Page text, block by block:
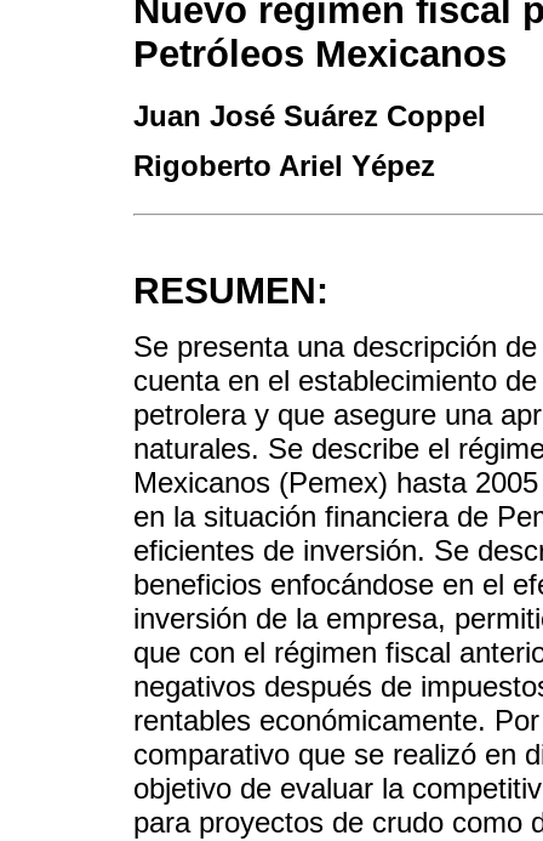
Nuevo régimen fiscal
Petróleos Mexicanos
Juan José Suárez Coppel
Rigoberto Ariel Yépez
RESUMEN:
Se presenta una descripción
cuenta en el establecimiento
petrolera y que asegure una
naturales. Se describe el
Mexicanos (Pemex) hasta
en la situación financiera de
eficientes de inversión. Se
beneficios enfocándose en el
inversión de la empresa,
que con el régimen fiscal
negativos después de
rentables económicamente.
comparativo que se realizó en
objetivo de evaluar la
para proyectos de crudo como